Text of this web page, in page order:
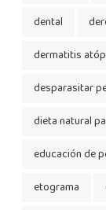
dental
dermatitis
desparasitar
dieta natural
educación de
etograma